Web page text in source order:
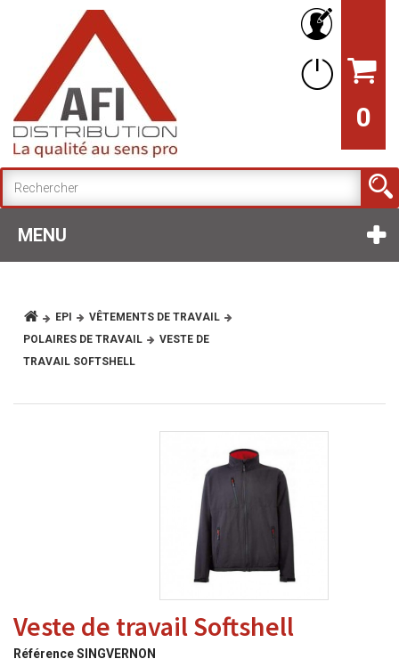
0
MENU
EPI
VÊTEMENTS DE TRAVAIL
POLAIRES DE TRAVAIL
VESTE DE
TRAVAIL SOFTSHELL
Veste de travail Softshell
RéférenceSINGVERNON